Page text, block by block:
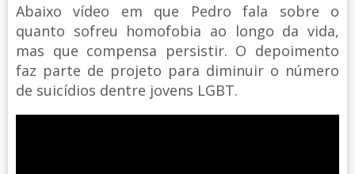
Abaixo vídeo em que Pedro fala sobre o
quanto sofreu homofobia ao longo da vida,
mas que compensa persistir. O depoimento
faz parte de projeto para diminuir o número
de suicídios dentre jovens LGBT.